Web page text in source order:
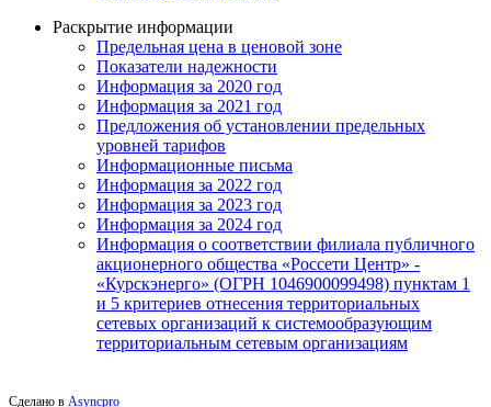
Раскрытие информации
Предельная цена в ценовой зоне
Показатели надежности
Информация за 2020 год
Информация за 2021 год
Предложения об установлении предельных
уровней тарифов
Информационные письма
Информация за 2022 год
Информация за 2023 год
Информация за 2024 год
Информация о соответствии филиала публичного
акционерного общества «Россети Центр» -
«Курскэнерго» (ОГРН 1046900099498) пунктам 1
и 5 критериев отнесения территориальных
сетевых организаций к системообразующим
территориальным сетевым организациям
Сделано в Asyncpro